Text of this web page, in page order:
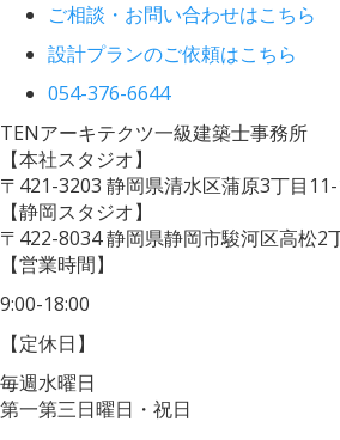
ご相談・お問い合わせはこちら
設計プランのご依頼はこちら
054-376-6644
TENアーキテクツ一級建築士事務所
【本社スタジオ】
〒421-3203 静岡県清水区蒲原3丁目
【静岡スタジオ】
〒422-8034静岡県静岡市駿河区高松2
【営業時間】
9:00-18:00
【定休日】
毎週水曜日
第一第三日曜日・祝日